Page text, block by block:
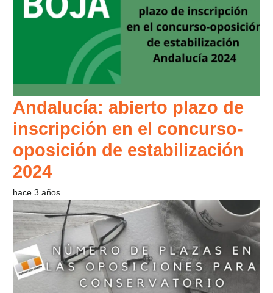
Andalucía: abierto plazo de
inscripción en el concurso-
oposición de estabilización
2024
hace 3 años